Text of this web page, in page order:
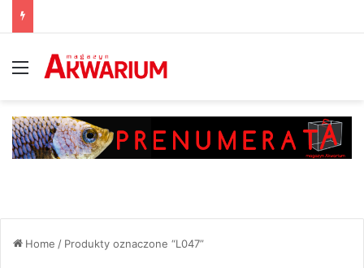
Menu
Home / Produkty oznaczone “L047”